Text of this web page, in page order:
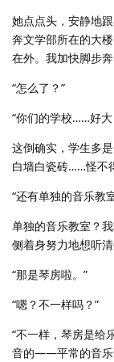
她点点头，安静地
奔文学部所在的大
在外。我加快脚步
“怎么了？”
“你们的学校……好大
这倒确实，学生多
白墙白瓷砖……怪不
“还有单独的音乐教
单独的音乐教室？
侧着身努力地想听清
“那是琴房啦。”
“嗯？不一样吗？”
“不一样，琴房是给
音的——平常的音乐